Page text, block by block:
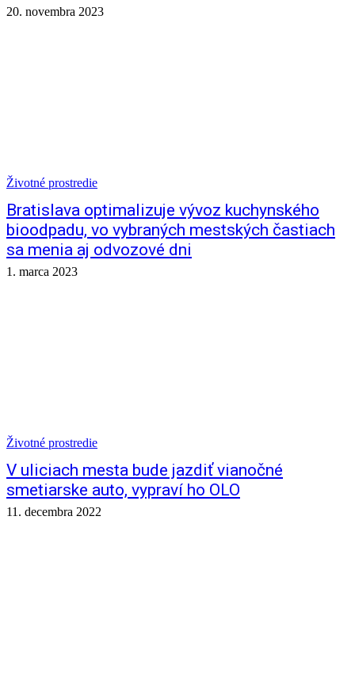
20. novembra 2023
Životné prostredie
Bratislava optimalizuje vývoz kuchynského
bioodpadu, vo vybraných mestských častiach
sa menia aj odvozové dni
1. marca 2023
Životné prostredie
V uliciach mesta bude jazdiť vianočné
smetiarske auto, vypraví ho OLO
11. decembra 2022